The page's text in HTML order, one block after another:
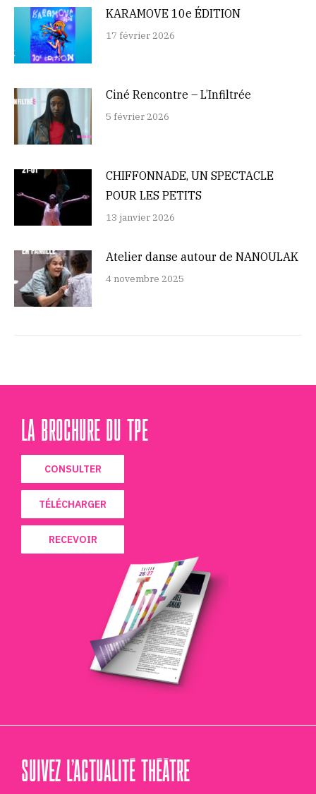
KARAMOVE 10e ÉDITION
17 février 2026
Ciné Rencontre – L’Infiltrée
5 février 2026
CHIFFONNADE, UN SPECTACLE
POUR LES PETITS
13 janvier 2026
Atelier danse autour de NANOULAK
4 novembre 2025
LA BROCHURE DU TPE
CONSULTER
TÉLÉCHARGER
RECEVOIR
SUIVEZ L’ACTUALITÉ THÉÂTRE